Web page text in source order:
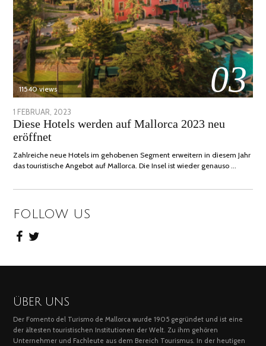
03
11540 views
POSTED
ON
1 FEBRUAR, 2023
FEBRUAR,
Diese Hotels werden auf Mallorca 2023 neu
eröffnet
Zahlreiche neue Hotels im gehobenen Segment erweitern in diesem Jahr
das touristische Angebot auf Mallorca. Die Insel ist wieder genauso …
FOLLOW US
ÜBER UNS
Der Fomento del Turismo de Mallorca wurde 1905 gegründet und ist eine
der ältesten touristischen Institutionen der Welt. Zu ihm gehören
Unternehmer und Fachleute aus dem Bereich Tourismus. In der heutigen